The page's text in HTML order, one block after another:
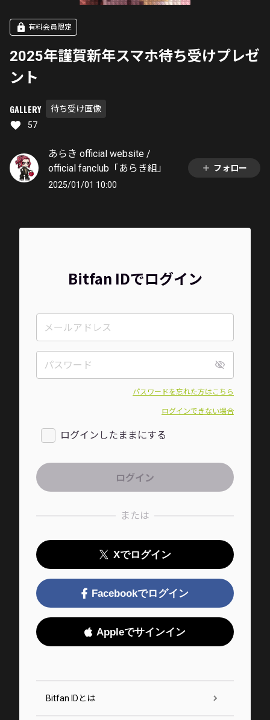
有料会員限定
2025年謹賀新年スマホ待ち受けプレゼ
ント
GALLERY
待ち受け画像
57
あらき official website /
official fanclub「あらき組」
2025/01/01 10:00
フォロー
Bitfan IDでログイン
パスワードを忘れた方はこちら
ログインできない場合
ログインしたままにする
または
Xでログイン
Facebookでログイン
Appleでサインイン
Bitfan IDとは